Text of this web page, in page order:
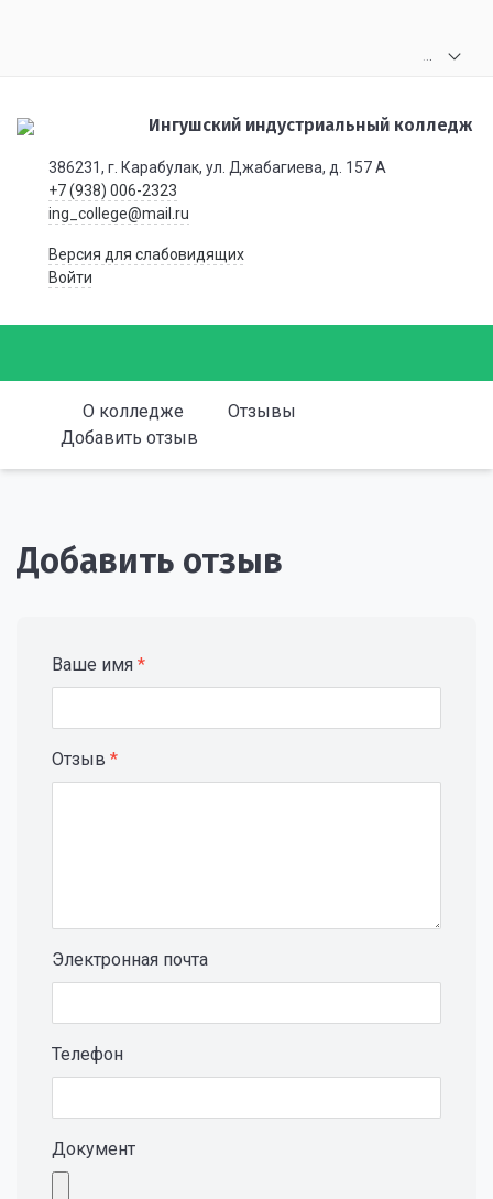
Ингушский индустриальный колледж
386231, г. Карабулак, ул. Джабагиева, д. 157 А
+7 (938) 006-2323
ing_college@mail.ru
Версия для слабовидящих
Войти
О колледже
Отзывы
Добавить отзыв
Добавить отзыв
Ваше имя *
Отзыв *
Электронная почта
Телефон
Документ